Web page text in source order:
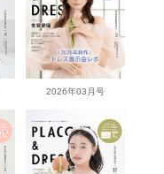
2026年03月号